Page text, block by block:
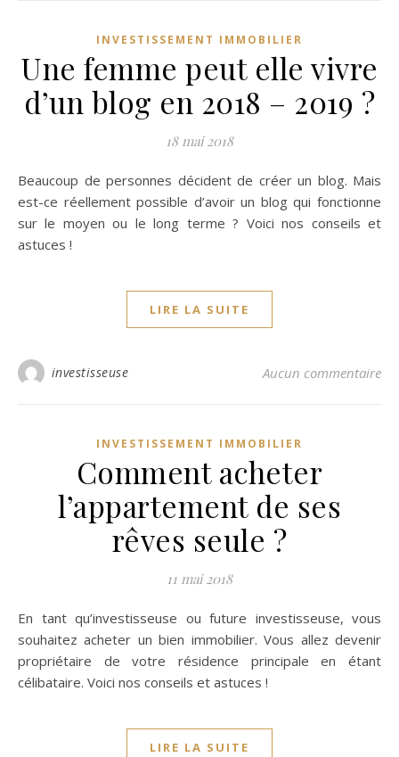
INVESTISSEMENT IMMOBILIER
Une femme peut elle vivre
d’un blog en 2018 – 2019 ?
18 mai 2018
Beaucoup de personnes décident de créer un blog. Mais
est-ce réellement possible d’avoir un blog qui fonctionne
sur le moyen ou le long terme ? Voici nos conseils et
astuces !
LIRE LA SUITE
investisseuse Aucun commentaire
INVESTISSEMENT IMMOBILIER
Comment acheter
l’appartement de ses
rêves seule ?
11 mai 2018
En tant qu’investisseuse ou future investisseuse, vous
souhaitez acheter un bien immobilier. Vous allez devenir
propriétaire de votre résidence principale en étant
célibataire. Voici nos conseils et astuces !
LIRE LA SUITE